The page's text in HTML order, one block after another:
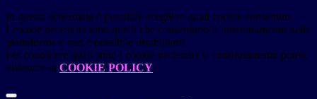
In questa schermata è possibile scegliere quali cookie consentire.
I cookie necessari sono quelli che consentono il funzionamento della
piattaforma e non è possibile disabilitarli.
Per conoscere quali sono i cookie necessari al funzionamento potete
visionare la COOKIE POLICY.